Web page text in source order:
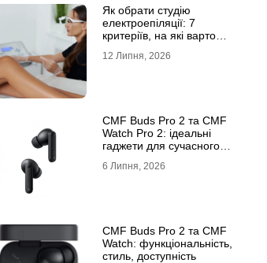
Як обрати студію
електроепіляції: 7
критеріїв, на які варто
12 Липня, 2026
CMF Buds Pro 2 та CMF
Watch Pro 2: ідеальні
гаджети для сучасного
6 Липня, 2026
CMF Buds Pro 2 та CMF
Watch: функціональність,
стиль, доступність